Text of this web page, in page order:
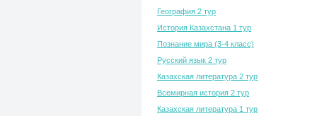
География 2 тур
История Казахстана 1 тур
Познание мира (3-4 класс)
Русский язык 2 тур
Казахская литература 2 тур
Всемирная история 2 тур
Казахская литература 1 тур